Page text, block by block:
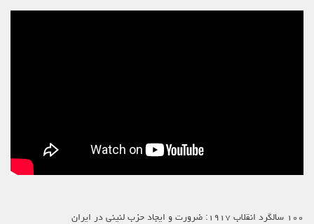
۱۰۰ سالگرد انقلاب ۱۹۱۷: ضرورت و ایجاد حزب لنینی در ایران